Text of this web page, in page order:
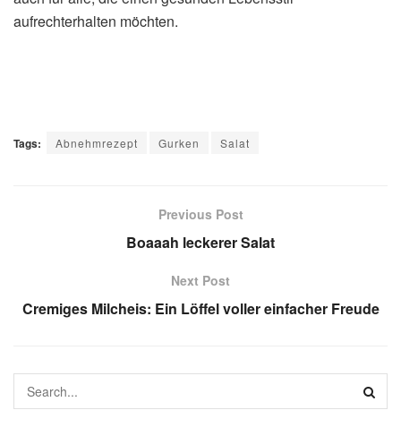
aufrechterhalten möchten.
Tags: Abnehmrezept Gurken Salat
Previous Post
Boaaah leckerer Salat
Next Post
Cremiges Milcheis: Ein Löffel voller einfacher Freude